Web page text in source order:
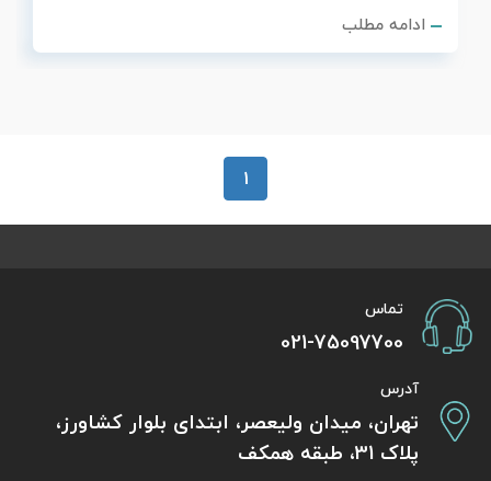
ادامه مطلب
1
تماس
021-75097700
آدرس
تهران، میدان ولیعصر، ابتدای بلوار کشاورز،
پلاک 31، طبقه همکف